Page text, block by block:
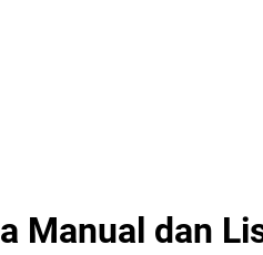
Manual dan